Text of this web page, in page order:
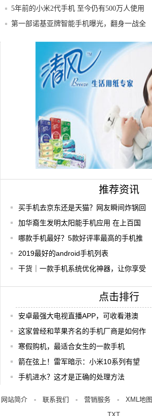
5年前的小米2代手机 至今仍有500万人使用
第一部诺基亚牌智能手机曝光，翻身一战全
16座城市试验5G，5G手机发布时间确定，
推荐资讯
买手机去京东还是天猫？网友瞬间炸锅回
加华裔生发明太阳能手机应用 在上百国
哪款手机最好？5款好评率最高的手机推
2019最好的android手机列表
干货｜一款手机系统优化神器，让你享受
点击排行
安卓最强大电视直播APP，可收看港澳
这家曾经和苹果齐名的手机厂商是如何作
寒假购机，最适合女生的一款手机
箭在弦上！雷军暗示：小米10系列有望
手机进水？这才是正确的处理方法
网站简介- 联系我们 - 营销服务- XML地图